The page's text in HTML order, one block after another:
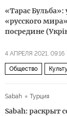
«Тарас
«русского
посредине
4 АПРЕЛЯ 2021, 09:16
Общество
Sabah
Турция
Sabah: раскрыт